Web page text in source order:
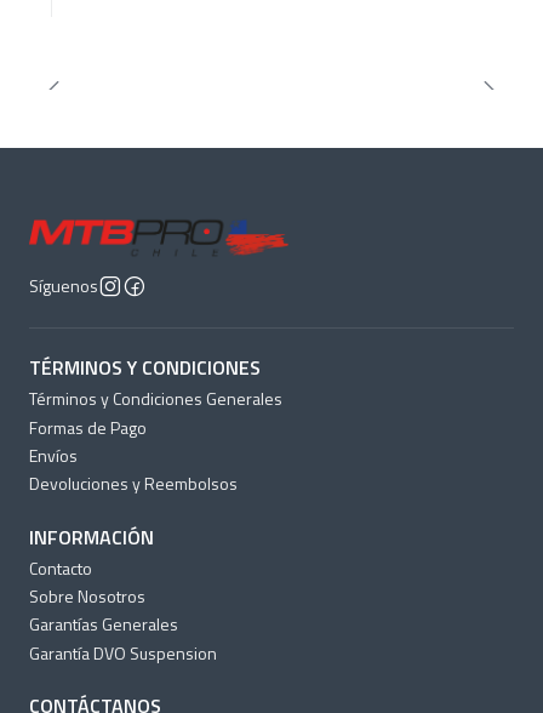
Síguenos
TÉRMINOS Y CONDICIONES
Términos y Condiciones Generales
Formas de Pago
Envíos
Devoluciones y Reembolsos
INFORMACIÓN
Contacto
Sobre Nosotros
Garantías Generales
Garantía DVO Suspension
CONTÁCTANOS